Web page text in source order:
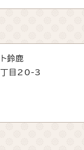
鈴鹿
目20-3